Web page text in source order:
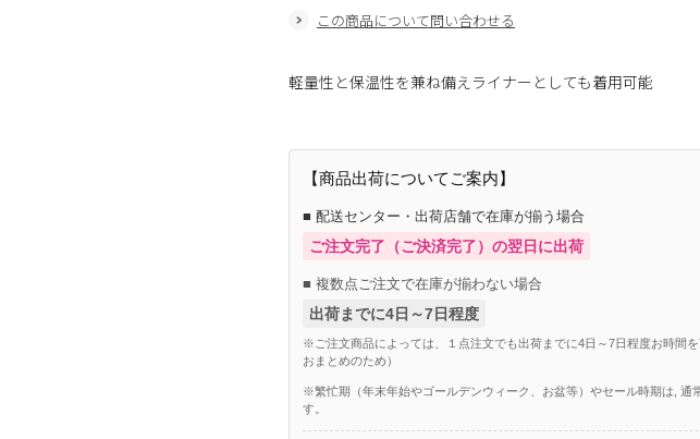
この商品について問い合わせる
軽量性と保温性を兼ね備えライナーとしても着用可能
【商品出荷についてご案内】
■ 配送センター・出荷店舗で在庫が揃う場合
ご注文完了（ご決済完了）の翌日に出荷
■ 複数点ご注文で在庫が揃わない場合
出荷までに4日～7日程度
※ご注文商品によっては、１点注文でも出荷までに4日～7日程度お時間
おまとめのため）
※繁忙期（年末年始やゴールデンウィーク、お盆等）やセール時期は, 通
す。